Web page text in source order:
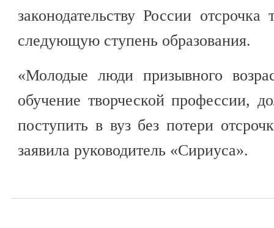
законодательству России
следующую ступень образования.
«Молодые люди призывного
обучение творческой профессии,
поступить в вуз без потери
заявила руководитель «Сириуса».